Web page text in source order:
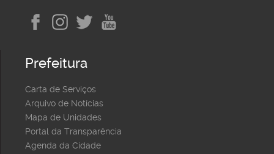
Prefeitura
Carta de Serviços
Arquivo de Notícias
Mapa de Unidades
Portal da Transparência
Agenda da Cidade